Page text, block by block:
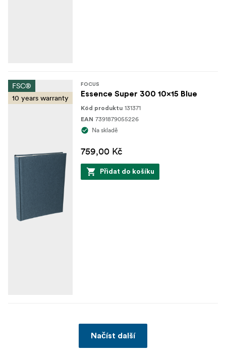
FSC®
10 years warranty
FOCUS
Essence Super 300 10x15 Blue
Kód produktu 131371
EAN 7391879055226
Na skladě
759,00 Kč
Přidat do košíku
Načíst další